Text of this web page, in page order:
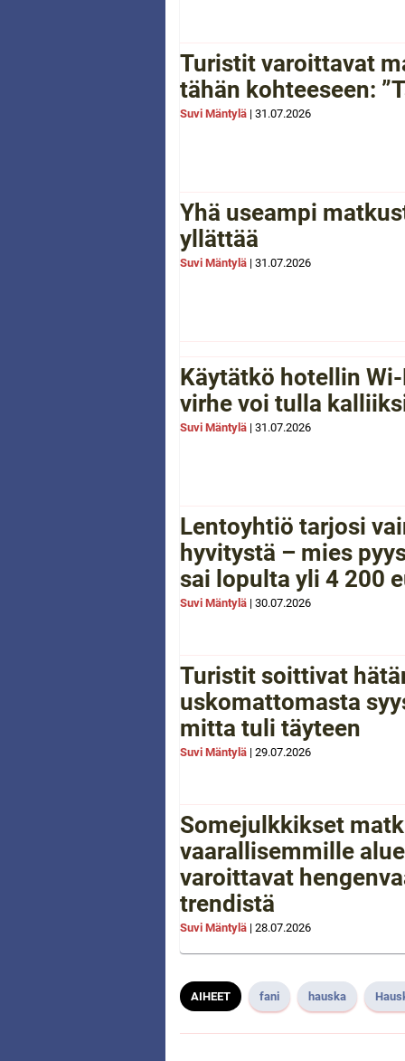
Turistit varoittavat
tähän kohteeseen:
Suvi Mäntylä | 31.07.2026
Yhä useampi
yllättää
Suvi Mäntylä | 31.07.2026
Käytätkö hotellin
virhe voi tulla
Suvi Mäntylä | 31.07.2026
Lentoyhtiö tarjosi
hyvitystä – mies
sai lopulta yli 4 200
Suvi Mäntylä | 30.07.2026
Turistit soittivat
uskomattomasta
mitta tuli täyteen
Suvi Mäntylä | 29.07.2026
Somejulkkikset
vaarallisemmille
varoittavat
trendistä
Suvi Mäntylä | 28.07.2026
AIHEET fani hauska